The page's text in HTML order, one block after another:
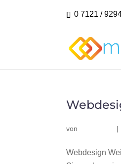
0 7121 /
von |
Webdesign